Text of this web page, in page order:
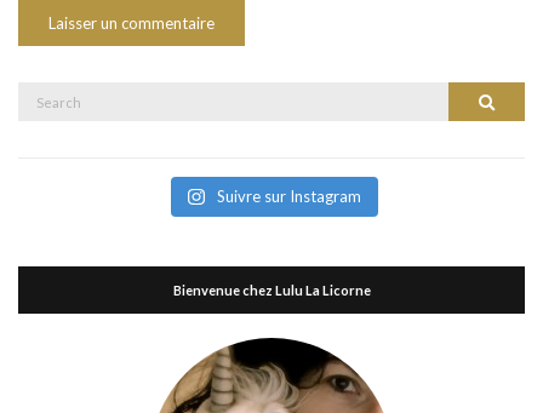
Search
Suivre sur Instagram
Bienvenue chez Lulu La Licorne